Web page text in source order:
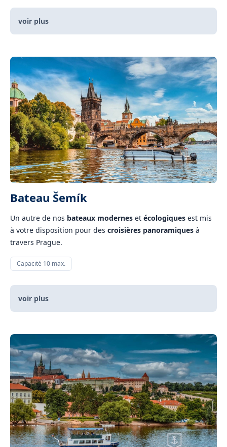
voir plus
Bateau Šemík
Un autre de nos bateaux modernes et écologiques est mis
à votre disposition pour des croisières panoramiques à
travers Prague.
Capacité 10 max.
voir plus